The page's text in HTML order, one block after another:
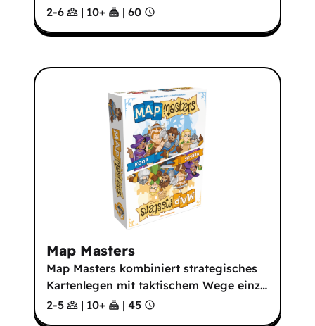
2-6
| 10+ | 60
Map Masters
Map Masters kombiniert strategisches
Kartenlegen mit taktischem Wege einz…
2-5
| 10+ | 45